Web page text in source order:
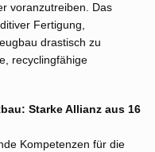
voranzutreiben. Das
Fertigung,
drastisch zu
recyclingfähige
Starke Allianz aus 16
Kompetenzen für die